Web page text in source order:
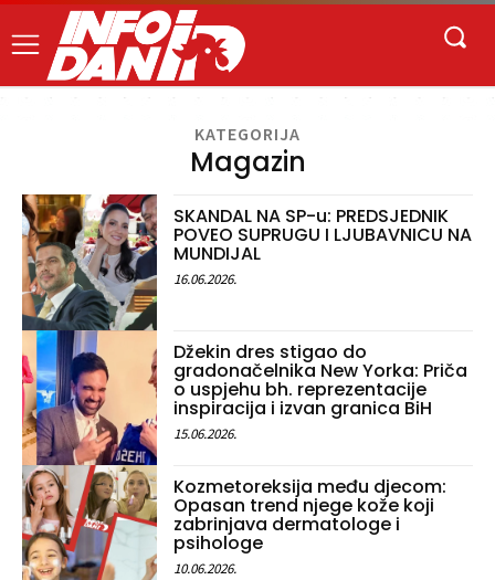
KATEGORIJA
Magazin
SKANDAL NA SP-u: PREDSJEDNIK
POVEO SUPRUGU I LJUBAVNICU NA
MUNDIJAL
16.06.2026.
Džekin dres stigao do
gradonačelnika New Yorka: Priča
o uspjehu bh. reprezentacije
inspiracija i izvan granica BiH
15.06.2026.
Kozmetoreksija među djecom:
Opasan trend njege kože koji
zabrinjava dermatologe i
psihologe
10.06.2026.